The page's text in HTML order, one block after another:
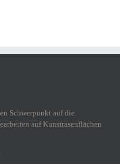
Schwerpunkt auf die
auf Kunstrasenflächen